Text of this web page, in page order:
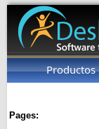
Productos
Pages: